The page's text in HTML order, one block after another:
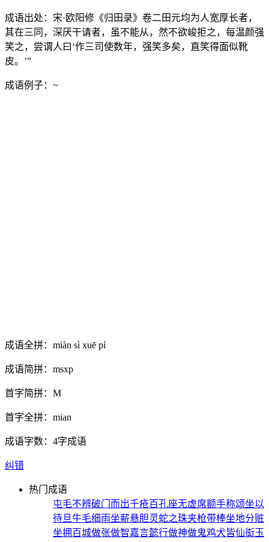
成语出处： 宋·欧阳修《归田录》卷二田元均为人宽厚长者，
其在三同，深厌干请者，虽不能从，然不欲峻拒之，每温颜强
笑之，尝谓人曰‘作三司使数年，强笑多矣，直笑得面似靴
皮。’”
成语例子： ~
成语全拼： miàn sì xuē pí
成语简拼： msxp
首字简拼： M
首字全拼： mian
成语字数： 4字成语
纠错
热门成语
屯毛不辨破门而出千疮百孔座无虚席额手称颂坐以
待旦牛毛细雨坐薪悬胆灵蛇之珠夹枪带棒坐地分赃
坐拥百城做张做智嘉言懿行做神做鬼鸡犬皆仙衒玉